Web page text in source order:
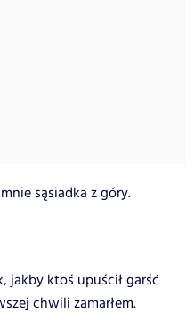
sąsiadka z góry.
jakby ktoś upuścił garść
chwili zamarłem.